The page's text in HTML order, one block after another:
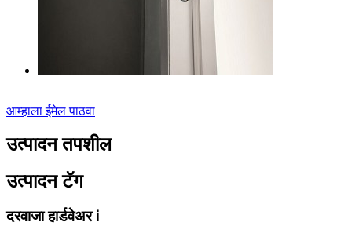
आम्हाला ईमेल पाठवा
उत्पादन तपशील
उत्पादन टॅग
दरवाजा हार्डवेअर ⅰ